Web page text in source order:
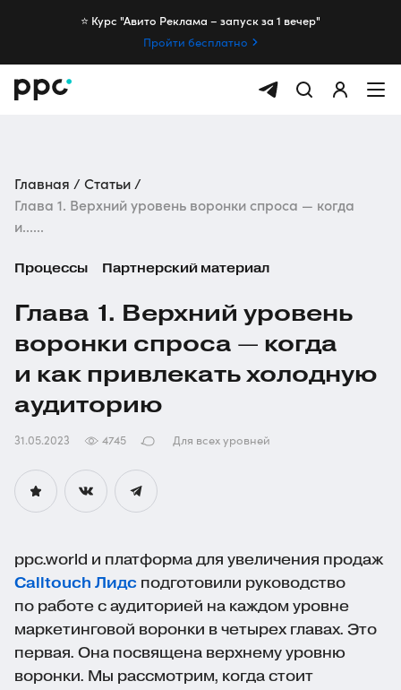
⭐️ Курс "Авито Реклама – запуск за 1 вечер"
Пройти бесплатно
Главная
Статьи
Глава 1. Верхний уровень воронки спроса — когда
и......
Процессы Партнерский материал
Глава 1. Верхний уровень
воронки спроса — когда
и как привлекать холодную
аудиторию
31.05.2023 4745 Для всех уровней
ppc.world и платформа для увеличения продаж
Calltouch Лидс подготовили руководство
по работе с аудиторией на каждом уровне
маркетинговой воронки в четырех главах. Это
первая. Она посвящена верхнему уровню
воронки. Мы рассмотрим, когда стоит